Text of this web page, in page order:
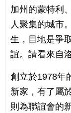
加州的蒙特利
人聚集的城市
生，目地是爭
誼。請看來自
創立於1978年
新家，有了屬
則為聯誼會的